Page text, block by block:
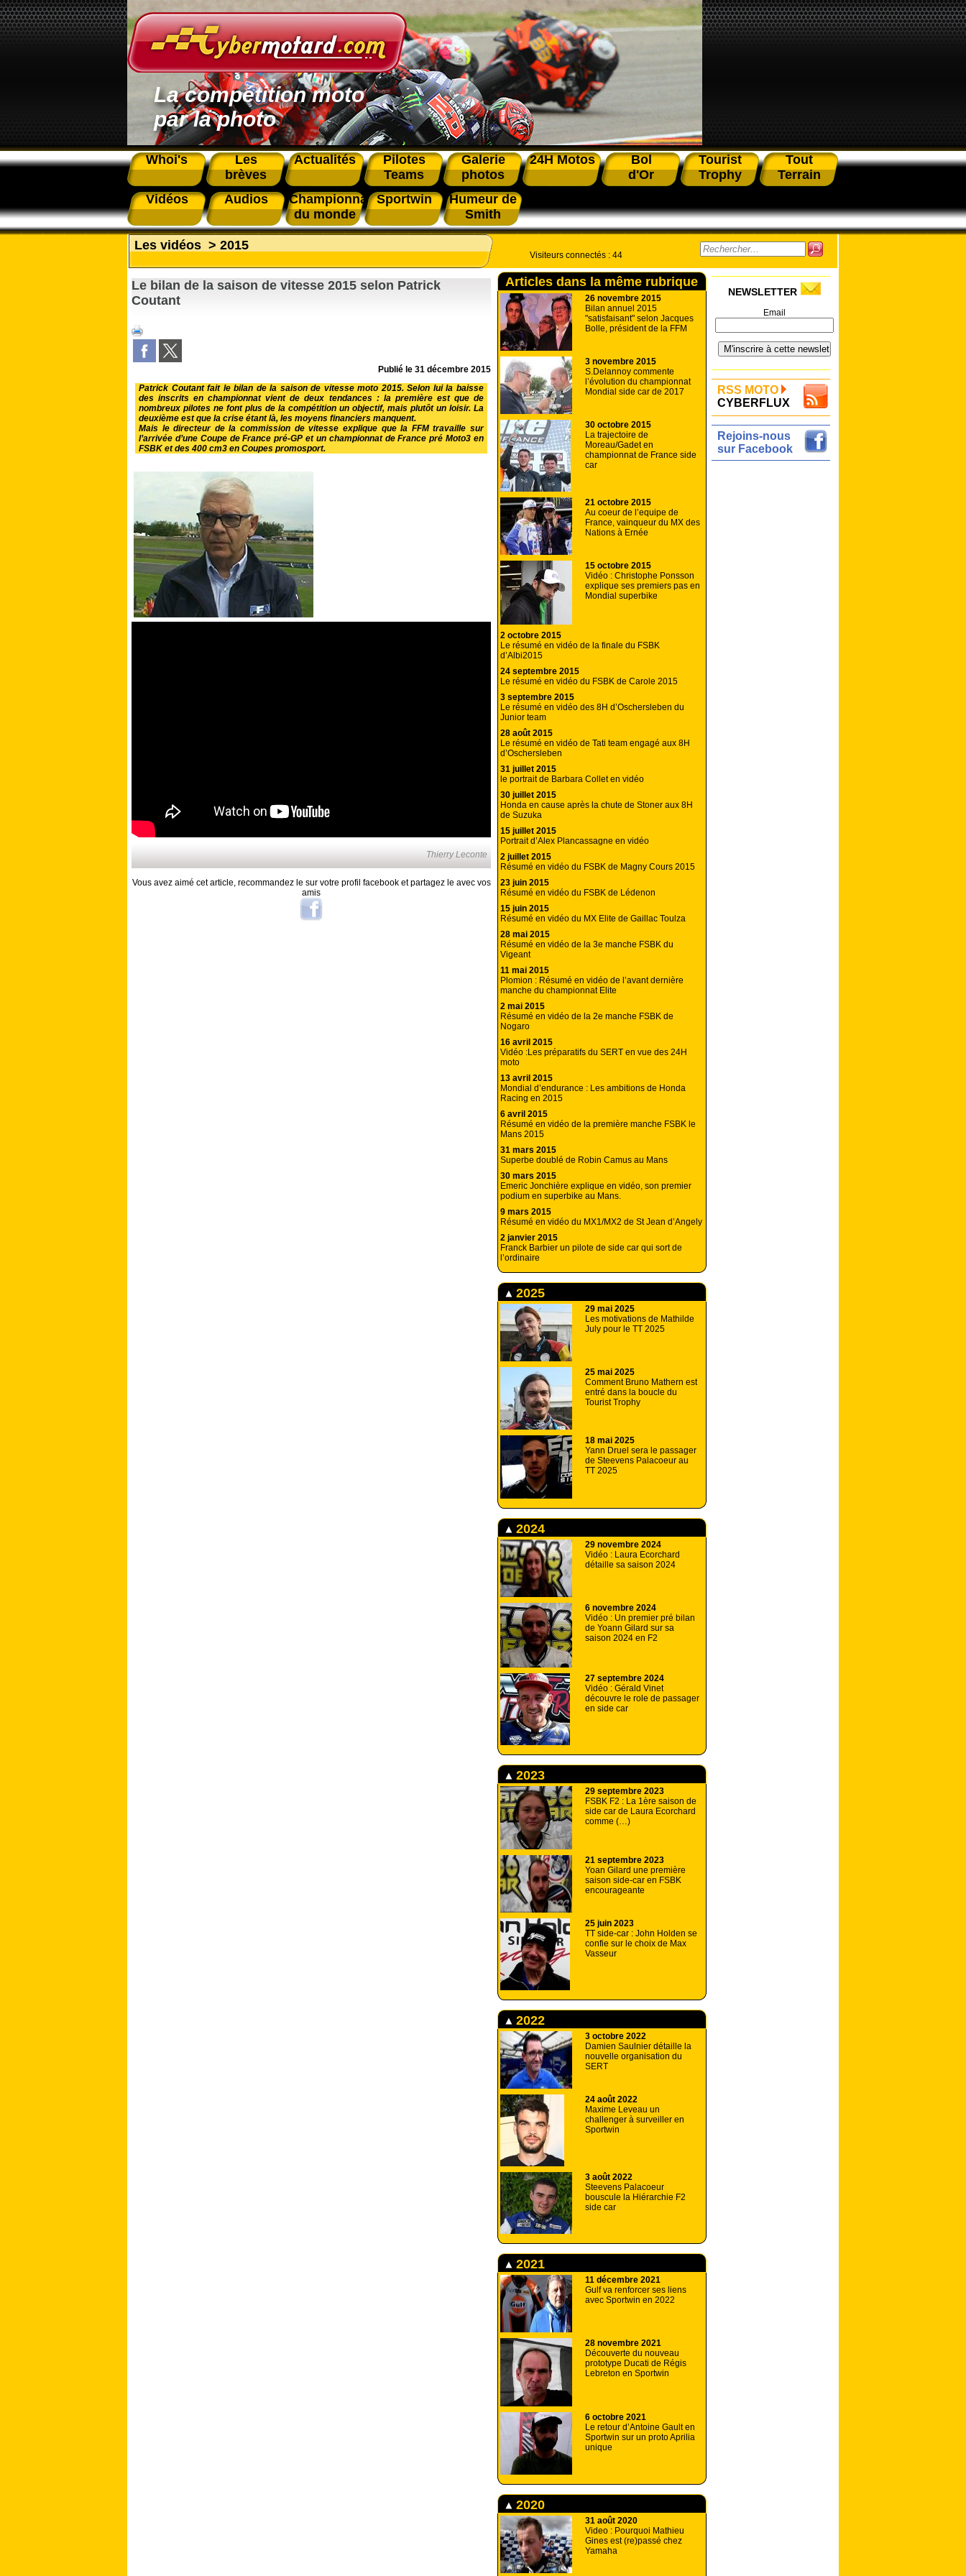
La compétition moto
par la photo
Whoi's
Les
brèves
Actualités
Pilotes
Teams
Galerie
photos
24H Motos
Bol
d'Or
Tourist
Trophy
Tout
Terrain
Vidéos
Audios
Championnat
du monde
Sportwin
Humeur de
Smith
Les vidéos > 2015
Le bilan de la saison de vitesse 2015 selon Patrick
Coutant
Publié le 31 décembre 2015
Patrick Coutant fait le bilan de la saison de vitesse moto 2015. Selon lui la baisse
des inscrits en championnat vient de deux tendances : la première est que de
nombreux pilotes ne font plus de la compétition un objectif, mais plutôt un loisir. La
deuxième est que la crise étant là, les moyens financiers manquent.
Mais le directeur de la commission de vitesse explique que la FFM travaille sur
l’arrivée d’une Coupe de France pré-GP et un championnat de France pré Moto3 en
FSBK et des 400 cm3 en Coupes promosport.
Thierry Leconte
Vous avez aimé cet article, recommandez le sur votre profil facebook et partagez le avec vos
amis
Visiteurs connectés : 44
Articles dans la même rubrique
26 novembre 2015
Bilan annuel 2015
"satisfaisant" selon Jacques
Bolle, président de la FFM
3 novembre 2015
S.Delannoy commente
l’évolution du championnat
Mondial side car de 2017
30 octobre 2015
La trajectoire de
Moreau/Gadet en
championnat de France side
car
21 octobre 2015
Au coeur de l’equipe de
France, vainqueur du MX des
Nations à Ernée
15 octobre 2015
Vidéo : Christophe Ponsson
explique ses premiers pas en
Mondial superbike
2 octobre 2015
Le résumé en vidéo de la finale du FSBK
d’Albi2015
24 septembre 2015
Le résumé en vidéo du FSBK de Carole 2015
3 septembre 2015
Le résumé en vidéo des 8H d’Oschersleben du
Junior team
28 août 2015
Le résumé en vidéo de Tati team engagé aux 8H
d’Oschersleben
31 juillet 2015
le portrait de Barbara Collet en vidéo
30 juillet 2015
Honda en cause après la chute de Stoner aux 8H
de Suzuka
15 juillet 2015
Portrait d’Alex Plancassagne en vidéo
2 juillet 2015
Résumé en vidéo du FSBK de Magny Cours 2015
23 juin 2015
Résumé en vidéo du FSBK de Lédenon
15 juin 2015
Résumé en vidéo du MX Elite de Gaillac Toulza
28 mai 2015
Résumé en vidéo de la 3e manche FSBK du
Vigeant
11 mai 2015
Plomion : Résumé en vidéo de l’avant dernière
manche du championnat Elite
2 mai 2015
Résumé en vidéo de la 2e manche FSBK de
Nogaro
16 avril 2015
Vidéo :Les préparatifs du SERT en vue des 24H
moto
13 avril 2015
Mondial d’endurance : Les ambitions de Honda
Racing en 2015
6 avril 2015
Résumé en vidéo de la première manche FSBK le
Mans 2015
31 mars 2015
Superbe doublé de Robin Camus au Mans
30 mars 2015
Emeric Jonchière explique en vidéo, son premier
podium en superbike au Mans.
9 mars 2015
Résumé en vidéo du MX1/MX2 de St Jean d’Angely
2 janvier 2015
Franck Barbier un pilote de side car qui sort de
l’ordinaire
2025
29 mai 2025
Les motivations de Mathilde
July pour le TT 2025
25 mai 2025
Comment Bruno Mathern est
entré dans la boucle du
Tourist Trophy
18 mai 2025
Yann Druel sera le passager
de Steevens Palacoeur au
TT 2025
2024
29 novembre 2024
Vidéo : Laura Ecorchard
détaille sa saison 2024
6 novembre 2024
Vidéo : Un premier pré bilan
de Yoann Gilard sur sa
saison 2024 en F2
27 septembre 2024
Vidéo : Gérald Vinet
découvre le role de passager
en side car
2023
29 septembre 2023
FSBK F2 : La 1ère saison de
side car de Laura Ecorchard
comme (…)
21 septembre 2023
Yoan Gilard une première
saison side-car en FSBK
encourageante
25 juin 2023
TT side-car : John Holden se
confie sur le choix de Max
Vasseur
2022
3 octobre 2022
Damien Saulnier détaille la
nouvelle organisation du
SERT
24 août 2022
Maxime Leveau un
challenger à surveiller en
Sportwin
3 août 2022
Steevens Palacoeur
bouscule la Hiérarchie F2
side car
2021
11 décembre 2021
Gulf va renforcer ses liens
avec Sportwin en 2022
28 novembre 2021
Découverte du nouveau
prototype Ducati de Régis
Lebreton en Sportwin
6 octobre 2021
Le retour d’Antoine Gault en
Sportwin sur un proto Aprilia
unique
2020
31 août 2020
Video : Pourquoi Mathieu
Gines est (re)passé chez
Yamaha
NEWSLETTER
Email
RSS MOTO
CYBERFLUX
Rejoins-nous
sur Facebook